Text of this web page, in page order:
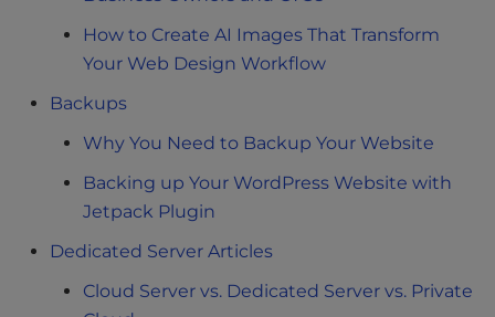
How to Create AI Images That Transform
Your Web Design Workflow
Backups
Why You Need to Backup Your Website
Backing up Your WordPress Website with
Jetpack Plugin
Dedicated Server Articles
Cloud Server vs. Dedicated Server vs. Private